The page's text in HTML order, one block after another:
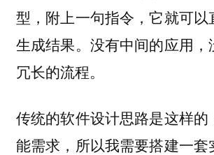
型，附上一句指令，它就可以
生成结果。没有中间的应用，
冗长的流程。
传统的软件设计思路是这样的
能需求，所以我需要搭建一套